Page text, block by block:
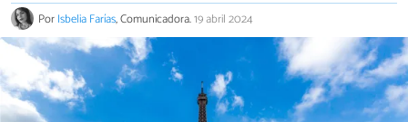
PorIsbelia Farías, Comunicadora.19 abril 2024